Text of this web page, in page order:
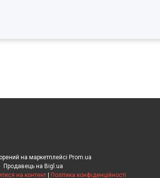
на маркетплейсі Prom.ua
Продавець на Bigl.ua
на контент Політика конфіденційності